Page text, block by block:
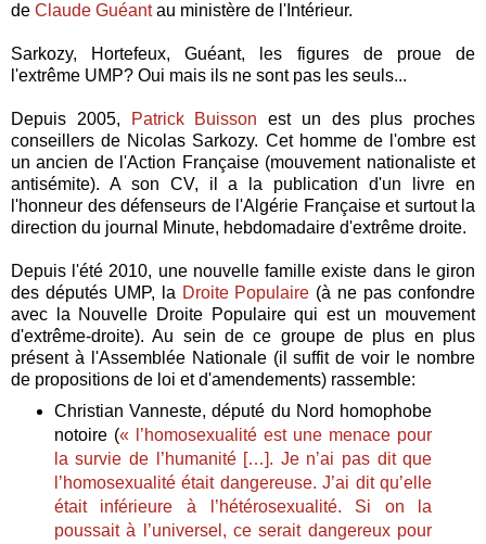
de Claude Guéantau ministère de l'Intérieur.
Sarkozy, Hortefeux, Guéant, les figures de proue de
l'extrême UMP? Oui mais ils ne sont pas les seuls...
Depuis 2005, Patrick Buisson est un des plus proches
conseillers de Nicolas Sarkozy. Cet homme de l'ombre est
un ancien de l'Action Française (mouvement nationaliste et
antisémite). A son CV, il a la publication d'un livre en
l'honneur des défenseurs de l'Algérie Française et surtout la
direction du journal Minute, hebdomadaire d'extrême droite.
Depuis l'été 2010, une nouvelle famille existe dans le giron
des députés UMP, la Droite Populaire (à ne pas confondre
avec la Nouvelle Droite Populaire qui est un mouvement
d'extrême-droite). Au sein de ce groupe de plus en plus
présent à l'Assemblée Nationale (il suffit de voir le nombre
de propositions de loi et d'amendements) rassemble:
Christian Vanneste, député du Nord homophobe
notoire (« l’homosexualité est une menace pour
la survie de l’humanité […]. Je n’ai pas dit que
l’homosexualité était dangereuse. J’ai dit qu’elle
était inférieure à l’hétérosexualité. Si on la
poussait à l’universel, ce serait dangereux pour